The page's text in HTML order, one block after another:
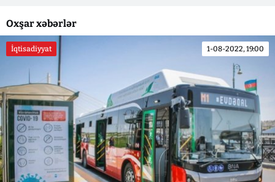
Oxşar xəbərlər
İqtisadiyyat 1-08-2022, 19:00